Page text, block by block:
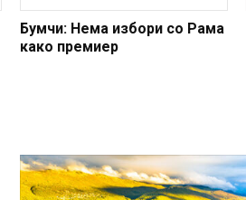
Бумчи: Нема избори со Рама
како премиер